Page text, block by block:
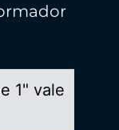
1" vale